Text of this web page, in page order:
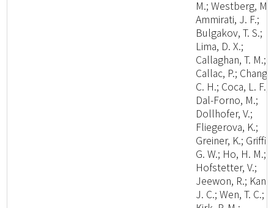
M.; Westberg, M.;
Ammirati, J. F.;
Bulgakov, T. S.;
Lima, D. X.;
Callaghan, T. M.;
Callac, P.; Chang,
C. H.; Coca, L. F.;
Dal-Forno, M.;
Dollhofer, V.;
Fliegerova, K.;
Greiner, K.;
G. W.; Ho, H. M.;
Hofstetter, V.;
Jeewon, R.; Kang,
J. C.; Wen, T. C.;